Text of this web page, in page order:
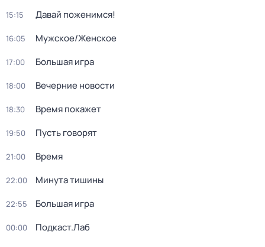
15:15 Давай поженимся!
16:05 Мужское/Женское
17:00 Большая игра
18:00 Вечерние новости
18:30 Время покажет
19:50 Пусть говорят
21:00 Время
22:00 Минута тишины
22:55 Большая игра
00:00 Подкаст.Лаб